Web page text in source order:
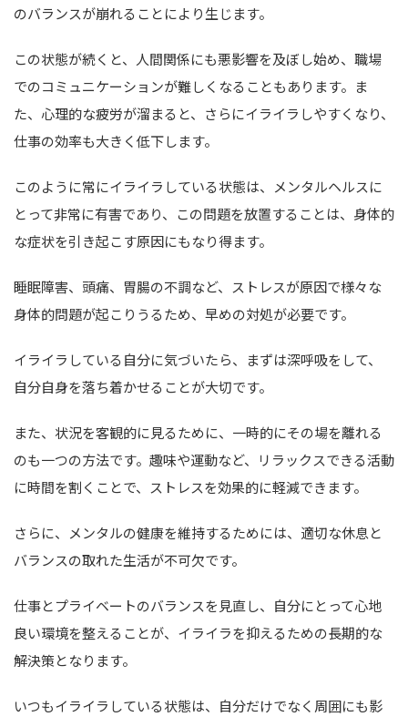
のバランスが崩れることにより生じます。
この状態が続くと、人間関係にも悪影響を及ぼし始め、職場
でのコミュニケーションが難しくなることもあります。ま
た、心理的な疲労が溜まると、さらにイライラしやすくなり、
仕事の効率も大きく低下します。
このように常にイライラしている状態は、メンタルヘルスに
とって非常に有害であり、この問題を放置することは、身体的
な症状を引き起こす原因にもなり得ます。
睡眠障害、頭痛、胃腸の不調など、ストレスが原因で様々な
身体的問題が起こりうるため、早めの対処が必要です。
イライラしている自分に気づいたら、まずは深呼吸をして、
自分自身を落ち着かせることが大切です。
また、状況を客観的に見るために、一時的にその場を離れる
のも一つの方法です。趣味や運動など、リラックスできる活動
に時間を割くことで、ストレスを効果的に軽減できます。
さらに、メンタルの健康を維持するためには、適切な休息と
バランスの取れた生活が不可欠です。
仕事とプライベートのバランスを見直し、自分にとって心地
良い環境を整えることが、イライラを抑えるための長期的な
解決策となります。
いつもイライラしている状態は、自分だけでなく周囲にも影